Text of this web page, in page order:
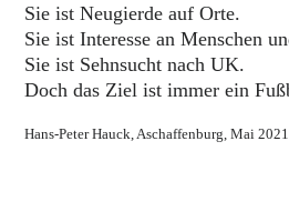
Sie ist Neugierde auf Orte.
Sie ist Interesse an Menschen
Sie ist Sehnsucht nach UK.
Doch das Ziel ist immer ein
Hans-Peter Hauck, Aschaffenburg, Mai 2021